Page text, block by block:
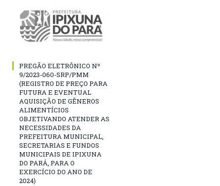
PREGÃO ELETRÔNICO Nº
9/2023-060-SRP/PMM
(REGISTRO DE PREÇO PARA
FUTURA E EVENTUAL
AQUISIÇÃO DE GÊNEROS
ALIMENTÍCIOS
OBJETIVANDO ATENDER AS
NECESSIDADES DA
PREFEITURA MUNICIPAL,
SECRETARIAS E FUNDOS
MUNICIPAIS DE IPIXUNA
DO PARÁ, PARA O
EXERCÍCIO DO ANO DE
2024)